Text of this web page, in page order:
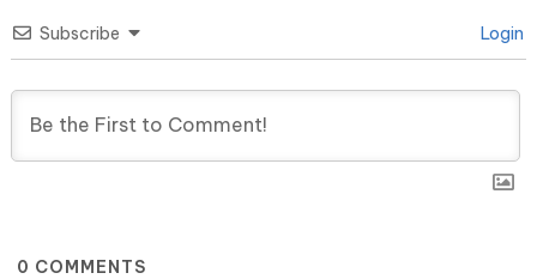
Subscribe Login
0 COMMENTS